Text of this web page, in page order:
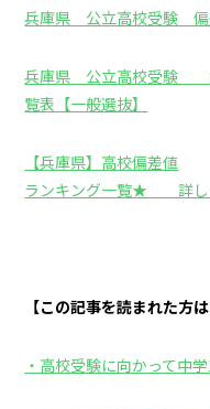
兵庫県 公立高校受験 偏
兵庫県 公立高校受験
覧表【一般選抜】
【兵庫県】高校偏差値
ランキング一覧★ 詳し
【この記事を読まれた方
・高校受験に向かって中